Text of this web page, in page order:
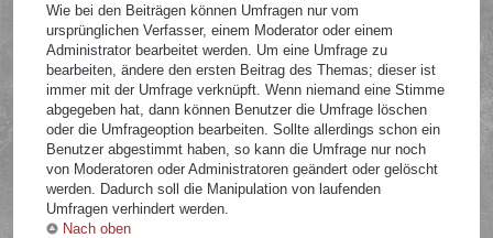
Wie bei den Beiträgen können Umfragen nur vom
ursprünglichen Verfasser, einem Moderator oder einem
Administrator bearbeitet werden. Um eine Umfrage zu
bearbeiten, ändere den ersten Beitrag des Themas; dieser ist
immer mit der Umfrage verknüpft. Wenn niemand eine Stimme
abgegeben hat, dann können Benutzer die Umfrage löschen
oder die Umfrageoption bearbeiten. Sollte allerdings schon ein
Benutzer abgestimmt haben, so kann die Umfrage nur noch
von Moderatoren oder Administratoren geändert oder gelöscht
werden. Dadurch soll die Manipulation von laufenden
Umfragen verhindert werden.
Nach oben